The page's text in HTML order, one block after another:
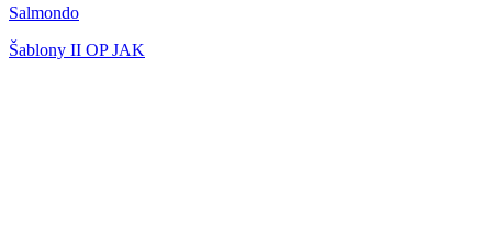
Salmondo
Šablony II OP JAK